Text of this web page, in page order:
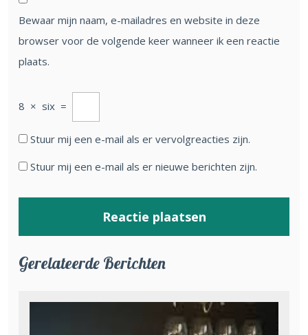
Bewaar mijn naam, e-mailadres en website in deze
browser voor de volgende keer wanneer ik een reactie
plaats.
8 × six =
Stuur mij een e-mail als er vervolgreacties zijn.
Stuur mij een e-mail als er nieuwe berichten zijn.
Gerelateerde Berichten